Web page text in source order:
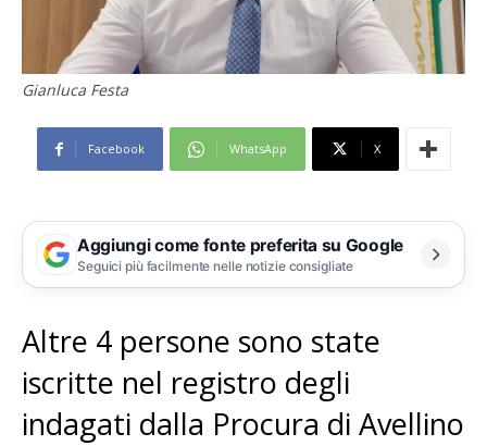
Gianluca Festa
Facebook WhatsApp X
Aggiungi come fonte preferita su Google
Seguici più facilmente nelle notizie consigliate
Altre 4 persone sono state
iscritte nel registro degli
indagati dalla Procura di Avellino